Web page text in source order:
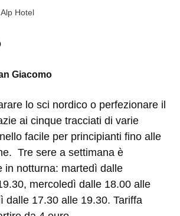
Hotel
Giacomo
lo sci nordico o perfezionare il
ai cinque tracciati di varie
facile per principianti fino alle
Tre sere a settimana è
in notturna: martedì dalle
mercoledì dalle 18.00 alle
dalle 17.30 alle 19.30. Tariffa